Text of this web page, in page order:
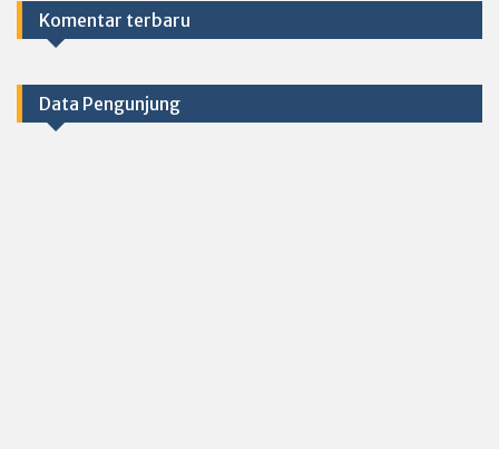
Komentar terbaru
Data Pengunjung